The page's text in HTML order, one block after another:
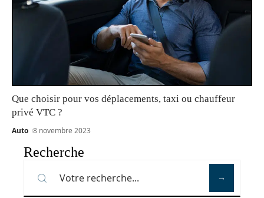
Que choisir pour vos déplacements, taxi ou chauffeur
privé VTC ?
Auto 8 novembre 2023
Recherche